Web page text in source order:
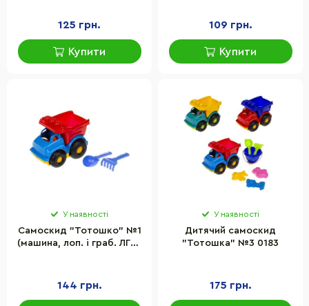
125 грн.
Купити
109 грн.
Купити
У наявності
Самоскид "Тотошко" №1
(машина, лоп. і граб. ЛГ3),
144 грн.
У наявності
Дитячий самоскид
"Тотошка" №3 0183
175 грн.